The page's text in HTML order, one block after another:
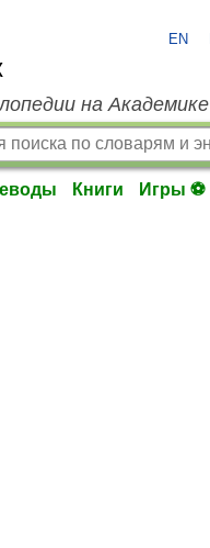
EN
на Академике
Книги Игры ⚽